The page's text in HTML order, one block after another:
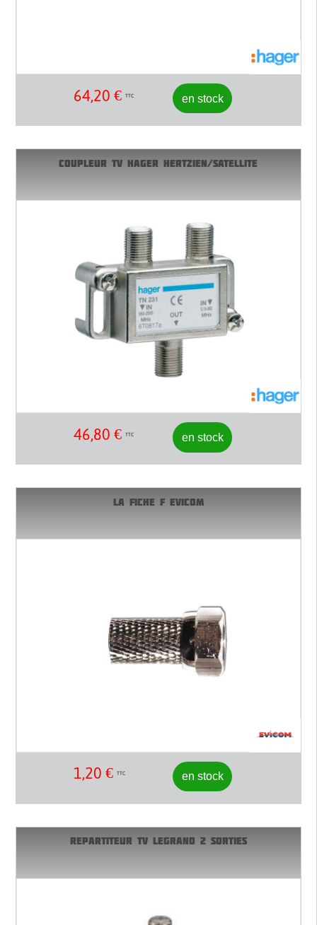
64,20 € TTC en stock
COUPLEUR TV HAGER HERTZIEN/SATELLITE
46,80 € TTC en stock
LA FICHE F EVICOM
1,20 € TTC en stock
REPARTITEUR TV LEGRAND 2 SORTIES